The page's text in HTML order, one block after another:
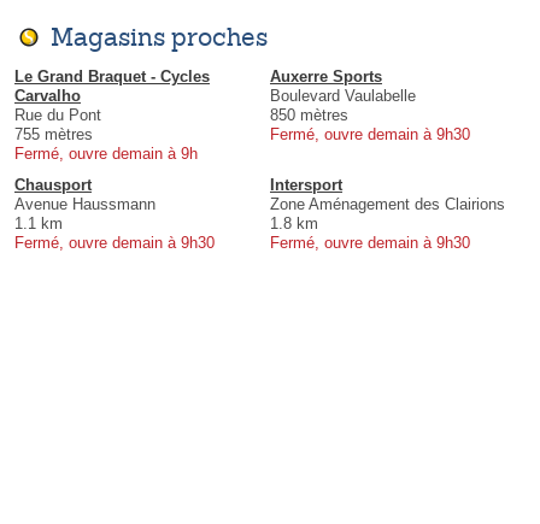
Magasins proches
Le Grand Braquet - Cycles
Carvalho
Rue du Pont
755 mètres
Fermé, ouvre demain à 9h
Auxerre Sports
Boulevard Vaulabelle
850 mètres
Fermé, ouvre demain à 9h30
Chausport
Avenue Haussmann
1.1 km
Fermé, ouvre demain à 9h30
Intersport
Zone Aménagement des Clairions
1.8 km
Fermé, ouvre demain à 9h30